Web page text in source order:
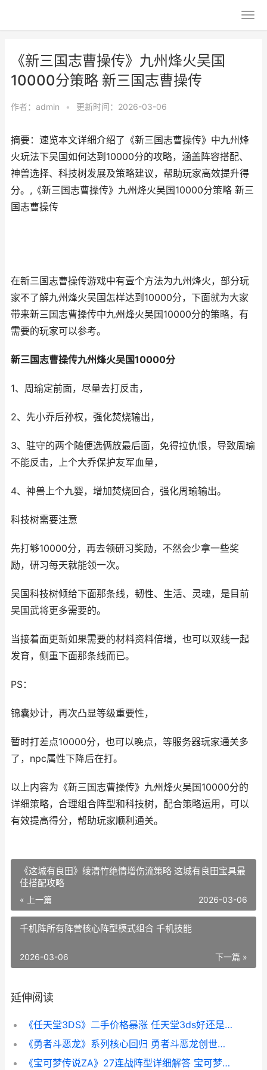
《新三国志曹操传》九州烽火吴国
10000分策略 新三国志曹操传
作者： admin • 更新时间：2026-03-06
摘要：速览本文详细介绍了《新三国志曹操传》中九州烽
火玩法下吴国如何达到10000分的攻略，涵盖阵容搭配、
神兽选择、科技树发展及策略建议，帮助玩家高效提升得
分。,《新三国志曹操传》九州烽火吴国10000分策略 新三
国志曹操传
在新三国志曹操传游戏中有壹个方法为九州烽火，部分玩
家不了解九州烽火吴国怎样达到10000分，下面就为大家
带来新三国志曹操传中九州烽火吴国10000分的策略，有
需要的玩家可以参考。
新三国志曹操传九州烽火吴国10000分
1、周瑜定前面，尽量去打反击，
2、先小乔后孙权，强化焚烧输出，
3、驻守的两个随便选俩放最后面，免得拉仇恨，导致周瑜
不能反击，上个大乔保护友军血量，
4、神兽上个九婴，增加焚烧回合，强化周瑜输出。
科技树需要注意
先打够10000分，再去领研习奖励，不然会少拿一些奖
励，研习每天就能领一次。
吴国科技树倾给下面那条线，韧性、生活、灵魂，是目前
吴国武将更多需要的。
当接着面更新如果需要的材料资料倍增，也可以双线一起
发育，侧重下面那条线而已。
PS：
锦囊妙计，再次凸显等级重要性，
暂时打差点10000分，也可以晚点，等服务器玩家通关多
了，npc属性下降后在打。
以上内容为《新三国志曹操传》九州烽火吴国10000分的
详细策略，合理组合阵型和科技树，配合策略运用，可以
有效提高得分，帮助玩家顺利通关。
《这城有良田》绫清竹绝情增伤流策略 这城有良田宝具最
佳搭配攻略
« 上一篇 2026-03-06
千机阵所有阵营核心阵型模式组合 千机技能
下一篇 »
2026-03-06
延伸阅读
《任天堂3DS》二手价格暴涨 任天堂3ds好还是2ds好
《勇者斗恶龙》系列核心回归 勇者斗恶龙创世小玩家2
《宝可梦传说ZA》27连战阵型详细解答 宝可梦传说za树果在哪买